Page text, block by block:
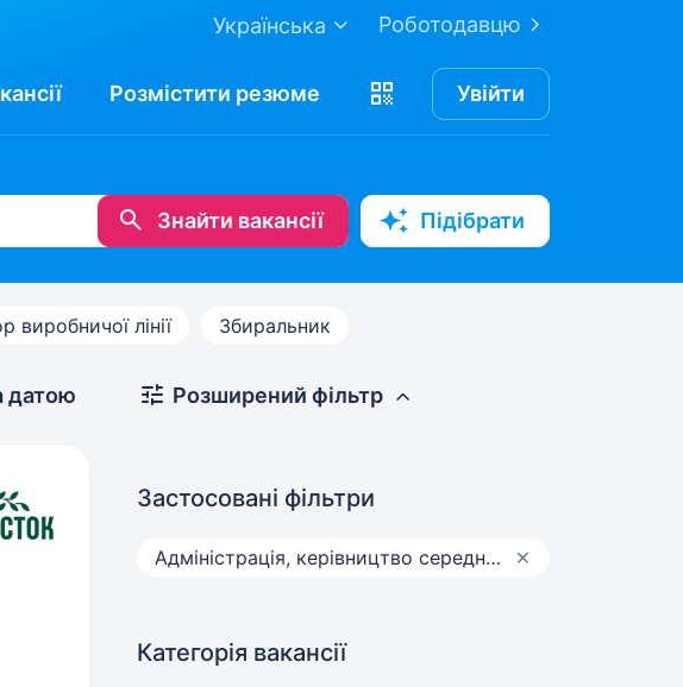
Роботодавцю
Українська
Розмістити резюме Увійти
Знайти вакансії Підібрати
виробничої лінії Збиральник
датою Розширений фільтр
Застосовані фільтри
Адмiнiстрацiя, керівництво середньої ланки
Категорія вакансії